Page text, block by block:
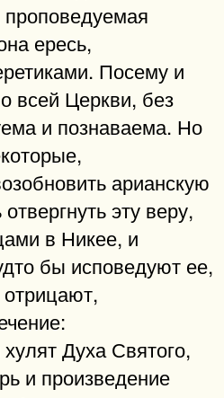
ересь,
Посему и
всей Церкви, без
и познаваема. Но
арианскую
эту веру,
в Никее, и
бы исповедуют ее,
хулят Духа Святого,
и произведение